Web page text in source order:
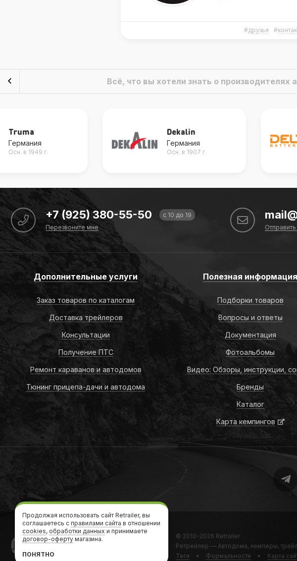
#друзья #
Всё, что вы хотели знать о
Truma
Германия
Осн. в 1949 г.
Dekalin
Германия
Осн. в 1907 г.
+7 (925) 380-55-50
с 10 до 19
Перезвоните мне
Дополнительные услуги
Заказ товаров по каталогам
Доставка трейлеров
Консультации
Получение ПТС
Ремонт караванов и автодомов
Тюнинг прицепа-дачи и автодома
Полезная информация
Подборки товаров
Вопросы и ответы
Документация
Фотоальбомы
Видео: Обзоры, инструкции,
Бренды
Каталог
Карта кемпингов
Retrailer © 2010-2026 Retrailer
Ретрейлер — Автодома, кемперы,
Теги
• Формальности • Карта
Продолжая использовать сайт Retrailer, вы
соглашаетесь с правилами сайта в отношении
cookies, обработки данных и принимаете
договор-оферту магазина.
ПОНЯТНО